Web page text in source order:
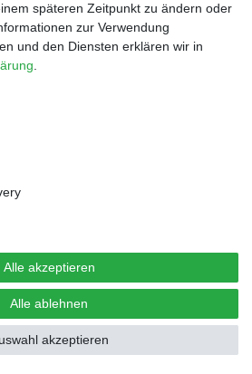
2026 | Alle Rechte vorbehalten.
Design by D.Behrendt
späteren Zeitpunkt zu ändern oder
zur Verwendung
und den Diensten erklären wir in
Alle akzeptieren
Alle ablehnen
akzeptieren